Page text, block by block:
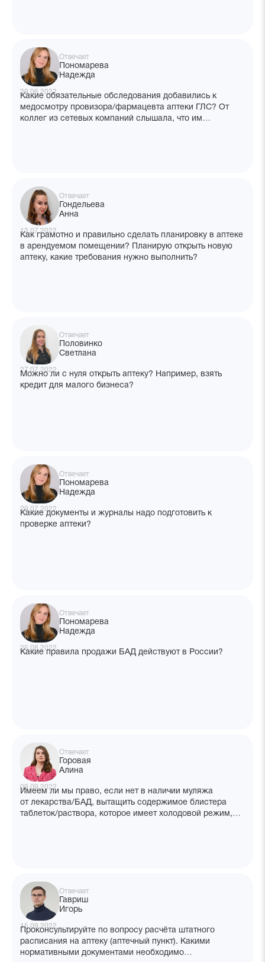
Отвечает
Пономарева
Надежда
29.06.2022
Какие обязательные обследования добавились к
медосмотру провизора/фармацевта аптеки ГЛС? От
коллег из сетевых компаний слышала, что им
Отвечает
Гондельева
Анна
13.07.2022
Как грамотно и правильно сделать планировку в аптеке
в арендуемом помещении? Планирую открыть новую
аптеку, какие требования нужно выполнить?
Отвечает
Половинко
Светлана
27.07.2022
Можно ли с нуля открыть аптеку? Например, взять
кредит для малого бизнеса?
Отвечает
Пономарева
Надежда
29.07.2022
Какие документы и журналы надо подготовить к
проверке аптеки?
Отвечает
Пономарева
Надежда
25.08.2022
Какие правила продажи БАД действуют в России?
Отвечает
Горовая
Алина
09.09.2022
Имеем ли мы право, если нет в наличии муляжа
от лекарства/БАД, вытащить содержимое блистера
таблеток/раствора, которое имеет холодовой режим,
Отвечает
Гавриш
Игорь
15.09.2022
Проконсультируйте по вопросу расчёта штатного
расписания на аптеку (аптечный пункт). Какими
нормативными документами необходимо